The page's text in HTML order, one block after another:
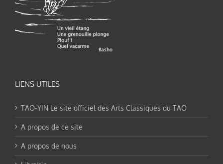
LIENS UTILES
TAO-YIN Le site officiel des Arts Classiques du TAO
A propos de ce site
A propos de nous